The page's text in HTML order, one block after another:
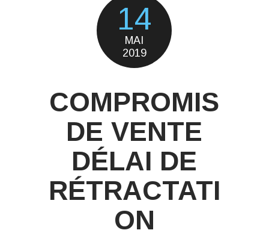
14
MAI
2019
COMPROMIS
DE VENTE
DÉLAI DE
RÉTRACTATI
ON